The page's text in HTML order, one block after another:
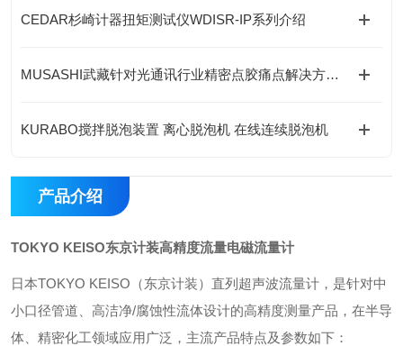
CEDAR杉崎计器扭矩测试仪WDISR-IP系列介绍
MUSASHI武藏针对光通讯行业精密点胶痛点解决方案---ML-6000X精密点胶控制器
KURABO搅拌脱泡装置 离心脱泡机 在线连续脱泡机
产品介绍
TOKYO KEISO东京计装高精度流量电磁流量计
日本‌TOKYO KEISO（东京计装）直列超声波流量计‌，是针对中
小口径管道、高洁净/腐蚀性流体设计的高精度测量产品，在半导
体、精密化工领域应用广泛，主流产品特点及参数如下：